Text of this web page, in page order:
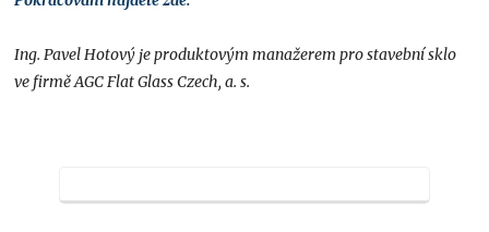
Ing. Pavel Hotový je produktovým manažerem pro stavební sklo
ve firmě AGC Flat Glass Czech, a. s.